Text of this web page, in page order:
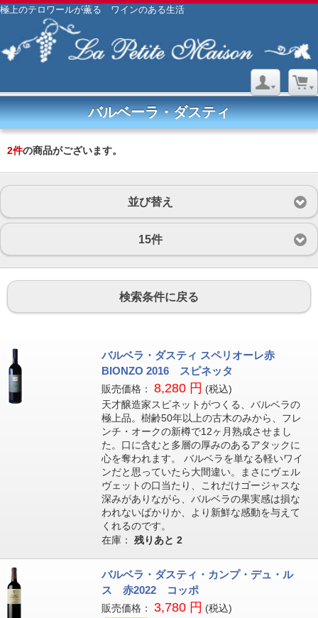
極上のテロワールが薫る ワインのある生活
バルベーラ・ダスティ
2件の商品がございます。
並び替え
15件
検索条件に戻る
バルベラ・ダスティ スペリオーレ赤
BIONZO 2016 スピネッタ
販売価格： 8,280 円 (税込)
天才醸造家スピネットがつくる、バルベラの
極上品。樹齢50年以上の古木のみから、フレ
ンチ・オークの新樽で12ヶ月熟成させまし
た。口に含むと多層の厚みのあるアタックに
心を奪われます。 バルベラを単なる軽いワイ
ンだと思っていたら大間違い。まさにヴェル
ヴェットの口当たり、これだけゴージャスな
深みがありながら、バルベラの果実感は損な
われないばかりか、より新鮮な感動を与えて
くれるのです。
在庫： 残りあと 2
バルベラ・ダスティ・カンプ・デュ・ル
ス 赤2022 コッポ
販売価格： 3,780 円 (税込)